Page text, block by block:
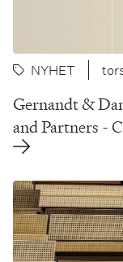
NYHET
Gernandt &
and Partners -